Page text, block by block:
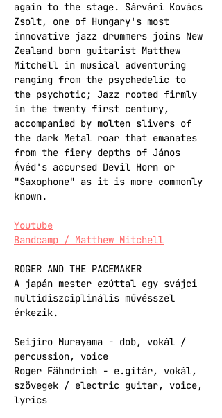
again to the stage. Sárvári Kovács
Zsolt, one of Hungary's most
innovative jazz drummers joins New
Zealand born guitarist Matthew
Mitchell in musical adventuring
ranging from the psychedelic to
the psychotic; Jazz rooted firmly
in the twenty first century,
accompanied by molten slivers of
the dark Metal roar that emanates
from the fiery depths of János
Ávéd's accursed Devil Horn or
"Saxophone" as it is more commonly
known.
Youtube
Bandcamp / Matthew Mitchell
ROGER AND THE PACEMAKER
A japán mester ezúttal egy svájci
multidiszciplinális művésszel
érkezik.
Seijiro Murayama - dob, vokál /
percussion, voice
Roger Fähndrich - e.gitár, vokál,
szövegek / electric guitar, voice,
lyrics